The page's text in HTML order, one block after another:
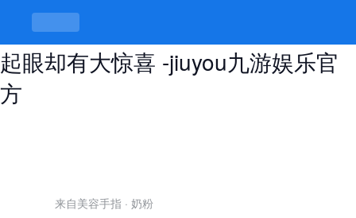
银川南门汽车站后面的巷子，老街不
起眼却有大惊喜 -jiuyou九游娱乐官
方
来自美容手指 · 奶粉